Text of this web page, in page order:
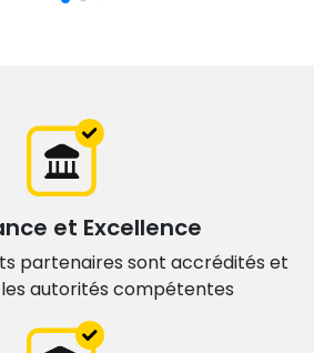
et Excellence
partenaires sont accrédités et
autorités compétentes